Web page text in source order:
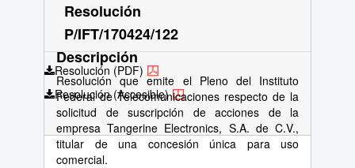
Resolución (PDF)
Resolución (Accesible)
Resolución
P/IFT/170424/122
Descripción
Resolución que emite el Pleno del Instituto
Federal de Telecomunicaciones respecto de la
solicitud de suscripción de acciones de la
empresa Tangerine Electronics, S.A. de C.V.,
titular de una concesión única para uso
comercial.